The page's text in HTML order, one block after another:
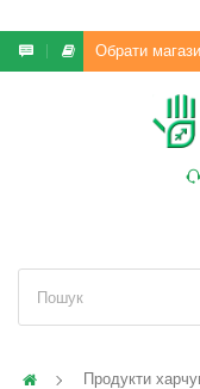
Обрати
Продукти